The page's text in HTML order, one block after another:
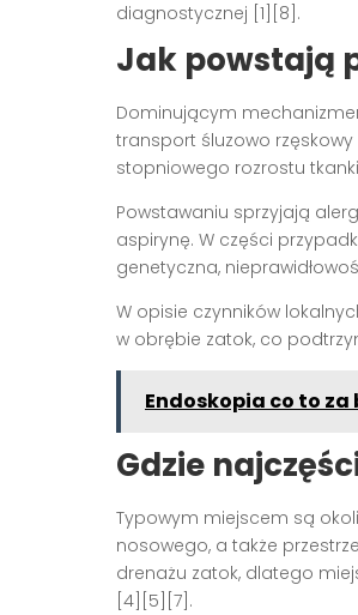
diagnostycznej [1][8].
Jak powstają
Dominującym
transport śluzowo rzęskowy
stopniowego rozrostu
Powstawaniu sprzyjają
aspirynę. W części
genetyczna,
W opisie czynników
w obrębie zatok, co
Endoskopia co to
Gdzie
Typowym miejscem są
nosowego, a także
drenażu zatok, dlatego
[4][5][7].